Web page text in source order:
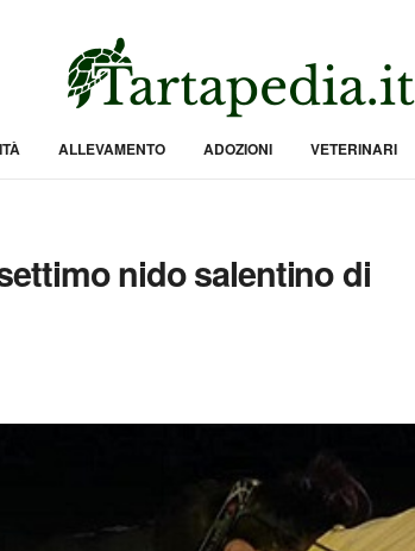
ALLEVAMENTO ADOZIONI VETERINARI
nido salentino di